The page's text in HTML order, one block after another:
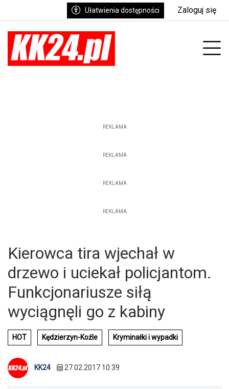
Ułatwienia dostępności Zaloguj się
REKLAMA
REKLAMA
REKLAMA
REKLAMA
Kierowca tira wjechał w
drzewo i uciekał policjantom.
Funkcjonariusze siłą
wyciągnęli go z kabiny
HOT Kędzierzyn-Koźle Kryminałki i wypadki
KK24 27.02.2017 10:39